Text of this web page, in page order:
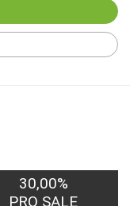
30,00%
PRO SALE